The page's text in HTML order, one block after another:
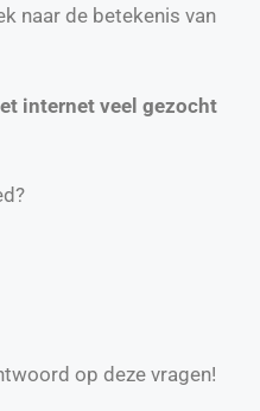
naar de betekenis van
internet veel gezocht
op deze vragen!